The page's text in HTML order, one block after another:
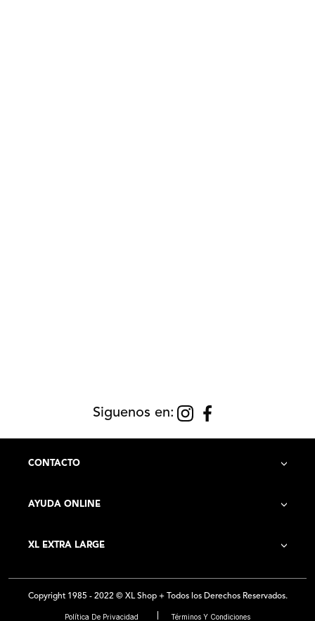
Siguenos en:
CONTACTO
AYUDA ONLINE
Contacto
Preguntas Frecuentes
XL EXTRA LARGE
Historia de la Empresa
Copyright 1985 - 2022 © XL Shop + Todos los Derechos Reservados.
Política De Privacidad Términos Y Condiciones